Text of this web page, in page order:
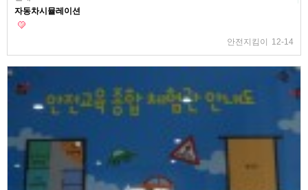
자동차시뮬레이션
안전지킴이 12-14